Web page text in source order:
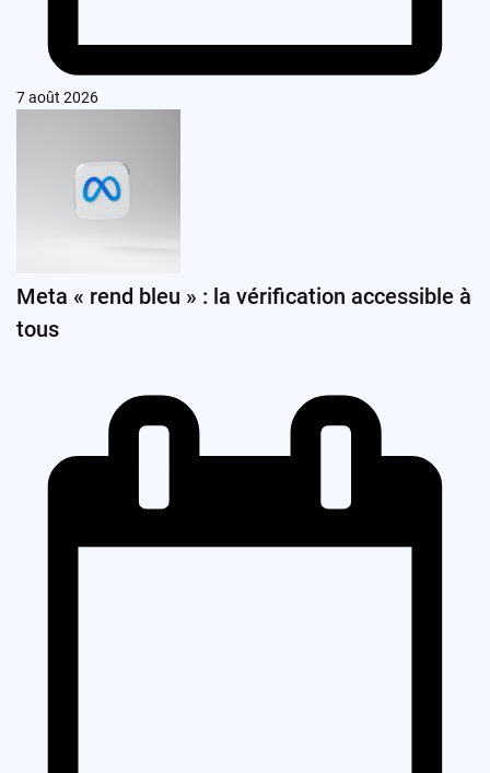
7 août 2026
Meta « rend bleu » : la vérification accessible à
tous